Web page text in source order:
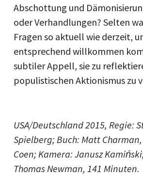
Abschottung und
oder Verhandlungen? Selten
Fragen so aktuell wie derzeit,
entsprechend willkommen
subtiler Appell, sie zu
populistischen Aktionismus zu
USA/Deutschland 2015, Regie:
Spielberg; Buch: Matt
Coen; Kamera: Janusz
Thomas Newman, 141 Minuten.